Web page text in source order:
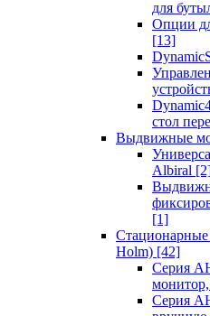
для
Опции
[13]
стол
Выдвижные
Albiral
[1]
Holm) [42]
Серия
Серия